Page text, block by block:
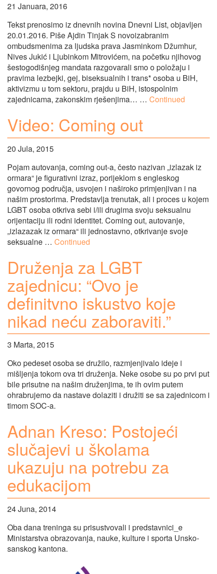
21 Januara, 2016
Tekst prenosimo iz dnevnih novina Dnevni List, objavljen
20.01.2016. Piše Ajdin Tinjak S novoizabranim
ombudsmenima za ljudska prava Jasminkom Džumhur,
Nives Jukić i Ljubinkom Mitrovićem, na početku njihovog
šestogodišnjeg mandata razgovarali smo o položaju i
pravima lezbejki, gej, biseksualnih i trans* osoba u BiH,
aktivizmu u tom sektoru, prajdu u BiH, istospolnim
zajednicama, zakonskim rješenjima… … Continued
Video: Coming out
20 Jula, 2015
Pojam autovanja, coming out-a, često nazivan „izlazak iz
ormara“ je figurativni izraz, porijeklom s engleskog
govornog područja, usvojen i naširoko primjenjivan i na
našim prostorima. Predstavlja trenutak, ali i proces u kojem
LGBT osoba otkriva sebi i/ili drugima svoju seksualnu
orijentaciju ili rodni identitet. Coming out, autovanje,
„izlazazak iz ormara“ ili jednostavno, otkrivanje svoje
seksualne … Continued
Druženja za LGBT
zajednicu: “Ovo je
definitvno iskustvo koje
nikad neću zaboraviti.”
3 Marta, 2015
Oko pedeset osoba se družilo, razmjenjivalo ideje i
mišljenja tokom ova tri druženja. Neke osobe su po prvi put
bile prisutne na našim druženjima, te ih ovim putem
ohrabrujemo da nastave dolaziti i družiti se sa zajednicom i
timom SOC-a.
Adnan Kreso: Postojeći
slučajevi u školama
ukazuju na potrebu za
edukacijom
24 Juna, 2014
Oba dana treninga su prisustvovali i predstavnici_e
Ministarstva obrazovanja, nauke, kulture i sporta Unsko-
sanskog kantona.